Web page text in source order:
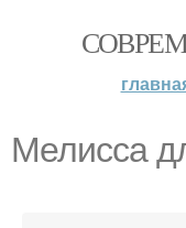
Мелисса